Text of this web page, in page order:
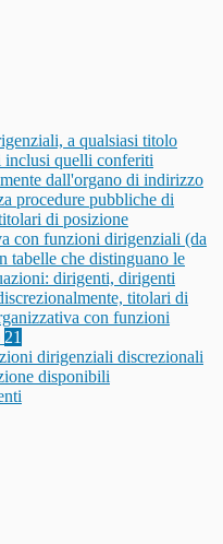
a qualsiasi titolo
quelli conferiti
dall'organo di indirizzo
procedure pubbliche di
di posizione
con funzioni dirigenziali (da
tabelle che distinguano le
dirigenti, dirigenti
titolari di
con funzioni
21
dirigenziali discrezionali
disponibili